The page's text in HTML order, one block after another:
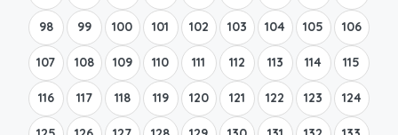
98 99 100 101 102 103 104 105 106
107 108 109 110 111 112 113 114 115
116 117 118 119 120 121 122 123 124